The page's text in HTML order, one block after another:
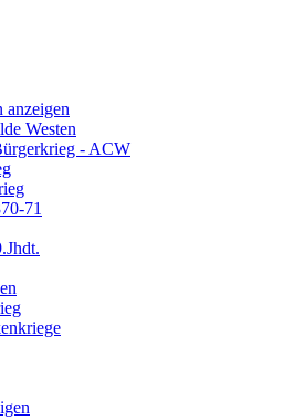
anzeigen
Westen
- ACW
71